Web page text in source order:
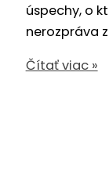
úspechy, o
nerozpráva
Bojové
Čítať viac »